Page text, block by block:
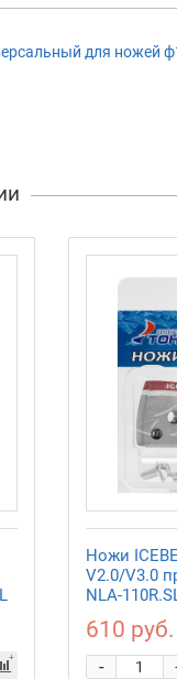
для ножей
Ножи
V2.0/V3.0
NLA-
610 руб.
-